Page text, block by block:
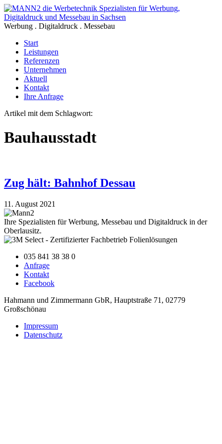
Werbung . Digitaldruck . Messebau
Start
Leistungen
Referenzen
Unternehmen
Aktuell
Kontakt
Ihre Anfrage
Artikel mit dem Schlagwort:
Bauhausstadt
Zug hält: Bahnhof Dessau
11. August 2021
Ihre Spezialisten für Werbung, Messebau und Digitaldruck in der
Oberlausitz.
035 841 38 38 0
Anfrage
Kontakt
Facebook
Hahmann und Zimmermann GbR, Hauptstraße 71 , 02779
Großschönau
Impressum
Datenschutz